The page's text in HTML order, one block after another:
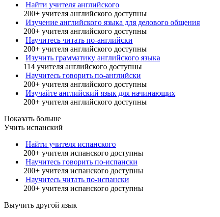
Найти учителя английского
200+ учителя английского доступны
Изучение английского языка для делового общения
200+ учителя английского доступны
Научитесь читать по-английски
200+ учителя английского доступны
Изучить грамматику английского языка
114 учителя английского доступны
Научитесь говорить по-английски
200+ учителя английского доступны
Изучайте английский язык для начинающих
200+ учителя английского доступны
Показать больше
Учить испанский
Найти учителя испанского
200+ учителя испанского доступны
Научитесь говорить по-испански
200+ учителя испанского доступны
Научитесь читать по-испански
200+ учителя испанского доступны
Выучить другой язык